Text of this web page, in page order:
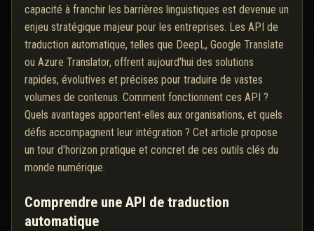
capacité à franchir les barrières linguistiques est devenue un
enjeu stratégique majeur pour les entreprises. Les API de
traduction automatique, telles que DeepL, Google Translate
ou Azure Translator, offrent aujourd'hui des solutions
rapides, évolutives et précises pour traduire de vastes
volumes de contenus. Comment fonctionnent ces API ?
Quels avantages apportent-elles aux organisations, et quels
défis accompagnent leur intégration ? Cet article propose
un tour d'horizon pratique et concret de ces outils clés du
monde numérique.
Comprendre une API de traduction
automatique